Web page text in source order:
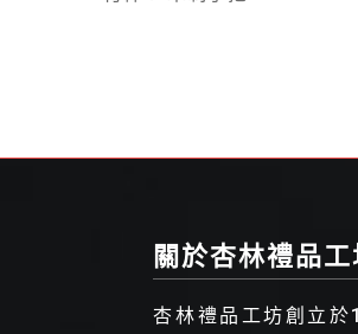
關於杏林禮品工
杏林禮品工坊創立